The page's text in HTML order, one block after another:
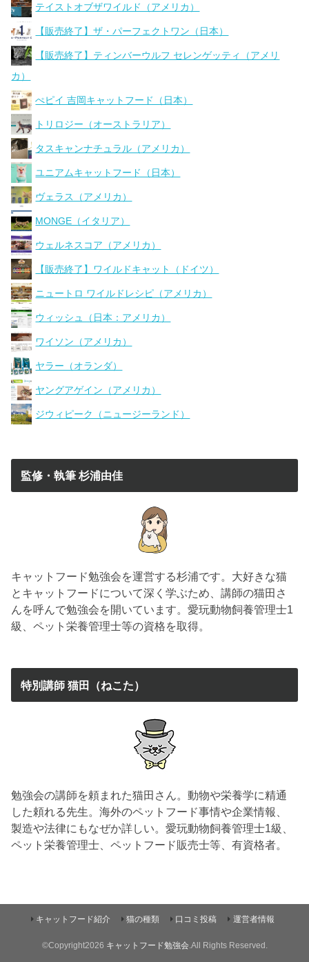
テイストオブザワイルド（アメリカ）
【販売終了】ザ・パーフェクトワン（日本）
【販売終了】ティンバーウルフ セレンゲッティ（アメリ
カ）
ぺピイ 吉岡キャットフード（日本）
トリロジー（オーストラリア）
タスキャンナチュラル（アメリカ）
ユニアムキャットフード（日本）
ヴェラス（アメリカ）
MONGE（イタリア）
ウェルネスコア（アメリカ）
【販売終了】ワイルドキャット（ドイツ）
ニュートロ ワイルドレシピ（アメリカ）
ウィッシュ（日本：アメリカ）
ワイソン（アメリカ）
ヤラー（オランダ）
ヤングアゲイン（アメリカ）
ジウィピーク（ニュージーランド）
監修・執筆 杉浦由佳
キャットフード勉強会を運営する杉浦です。大好きな猫
とキャットフードについて深く学ぶため、講師の猫田さ
んを呼んで勉強会を開いています。愛玩動物飼養管理士1
級、ペット栄養管理士等の資格を取得。
特別講師 猫田（ねこた）
勉強会の講師を頼まれた猫田さん。動物や栄養学に精通
した頼れる先生。海外のペットフード事情や企業情報、
製造や法律にもなぜか詳しい。愛玩動物飼養管理士1級、
ペット栄養管理士、ペットフード販売士等、有資格者。
キャットフード紹介 猫の種類 口コミ投稿 運営者情報
©Copyright2026 キャットフード勉強会.All Rights Reserved.